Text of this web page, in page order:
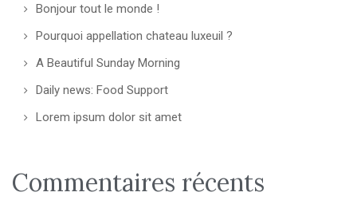
Bonjour tout le monde !
Pourquoi appellation chateau luxeuil ?
A Beautiful Sunday Morning
Daily news: Food Support
Lorem ipsum dolor sit amet
Commentaires récents